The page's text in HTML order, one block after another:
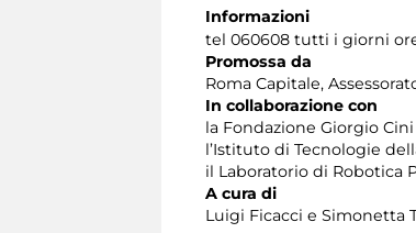
Informazioni
tel 060608 tutti i giorni ore
Promossa da
Roma Capitale,
In collaborazione con
la Fondazione Giorgio
l’Istituto di Tecnologie
il Laboratorio di Robotica
A cura di
Luigi Ficacci e Simonetta